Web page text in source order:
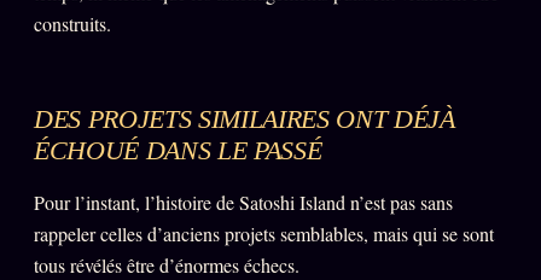
Auteurs
Who is who
Qui baise qui +18
Signatures
Charte éditoriale
construits.
DES PROJETS SIMILAIRES ONT DÉJÀ
ÉCHOUÉ DANS LE PASSÉ
Pour l’instant, l’histoire de Satoshi Island n’est pas sans
rappeler celles d’anciens projets semblables, mais qui se sont
tous révélés être d’énormes échecs.